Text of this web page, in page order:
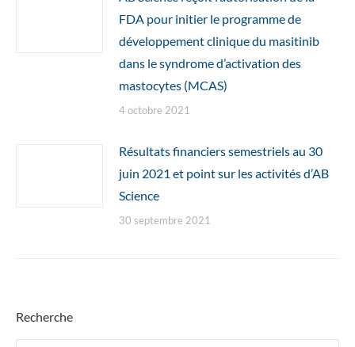
FDA pour initier le programme de
développement clinique du masitinib
dans le syndrome d’activation des
mastocytes (MCAS)
4 octobre 2021
Résultats financiers semestriels au 30
juin 2021 et point sur les activités d’AB
Science
30 septembre 2021
Recherche